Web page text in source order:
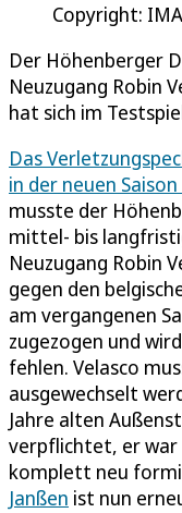
Copyright:
Der Höhenberger
Neuzugang Robin
hat sich im
Das
in der neuen
musste der
mittel- bis
Neuzugang Robin
gegen den
am vergangenen
zugezogen und
fehlen. Velasco
ausgewechselt
Jahre alten
verpflichtet, er
komplett neu
Janßen ist nun